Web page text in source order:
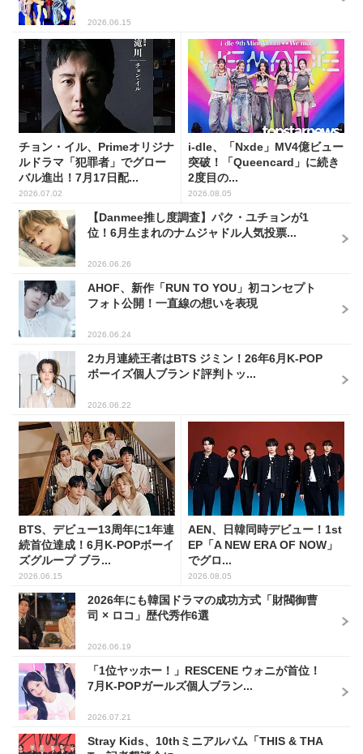
2026.06.15
チョン・イル、Primeオリジナ
ルドラマ「犯罪者」でグロー
バル進出！7月17日配...
2026.07.02
i-dle、「Nxde」MV4億ビュー
突破！「Queencard」に続き
2度目の...
2026.08.05
【Danmee推し度調査】パク・ユチョンが1
位！6月生まれのナムジャドル人気投票...
2026.06.26
AHOF、新作「RUN TO YOU」初コンセプト
フォト公開！一直線の想いを表現
2026.06.24
2カ月連続王者はBTS ジミン！26年6月K-POP
ボーイズ個人ブランド評判トッ...
2026.06.22
BTS、デビュー13周年に1年連
続首位達成！6月K-POPボーイ
ズグループ ブラ...
2026.06.15
AEN、日韓同時デビュー！1st
EP「A NEW ERA OF NOW」
でグロ...
2026.08.05
2026年にも韓国ドラマの成功方式「財閥御曹
司 × ロコ」歴代秀作6選
2026.06.19
「1位ヤッホー！」RESCENE ウォニが首位！
7月K-POPガールズ個人ブラン...
2026.07.21
Stray Kids、10thミニアルバム「THIS & THA